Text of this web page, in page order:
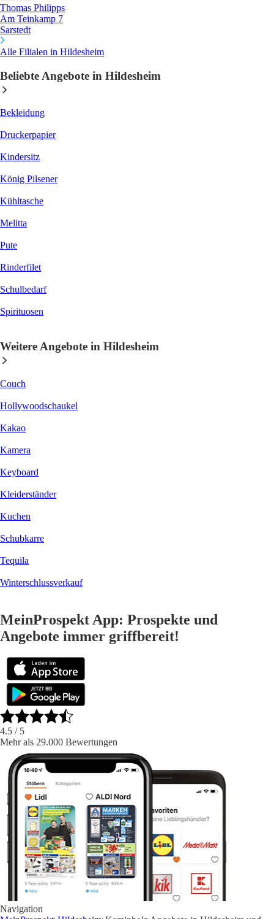
Thomas Philipps
Am Teinkamp 7
Sarstedt
Alle Filialen in Hildesheim
Beliebte Angebote in Hildesheim
Bekleidung
Druckerpapier
Kindersitz
König Pilsener
Kühltasche
Melitta
Pute
Rinderfilet
Schulbedarf
Spirituosen
Weitere Angebote in Hildesheim
Couch
Hollywoodschaukel
Kakao
Kamera
Keyboard
Kleiderständer
Kuchen
Schubkarre
Tequila
Winterschlussverkauf
MeinProspekt App: Prospekte und
Angebote immer griffbereit!
4.5 / 5
Mehr als 29.000 Bewertungen
Navigation